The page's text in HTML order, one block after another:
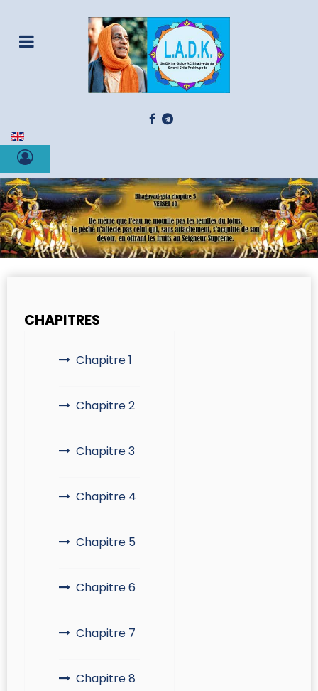
Sélectionnez votre langue
CHAPITRES
Chapitre 1
Chapitre 2
Chapitre 3
Chapitre 4
Chapitre 5
Chapitre 6
Chapitre 7
Chapitre 8